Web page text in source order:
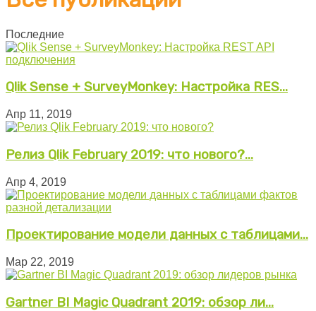
Последние
Qlik Sense + SurveyMonkey: Настройка RES...
Апр 11, 2019
Релиз Qlik February 2019: что нового?...
Апр 4, 2019
Проектирование модели данных с таблицами...
Мар 22, 2019
Gartner BI Magic Quadrant 2019: обзор ли...